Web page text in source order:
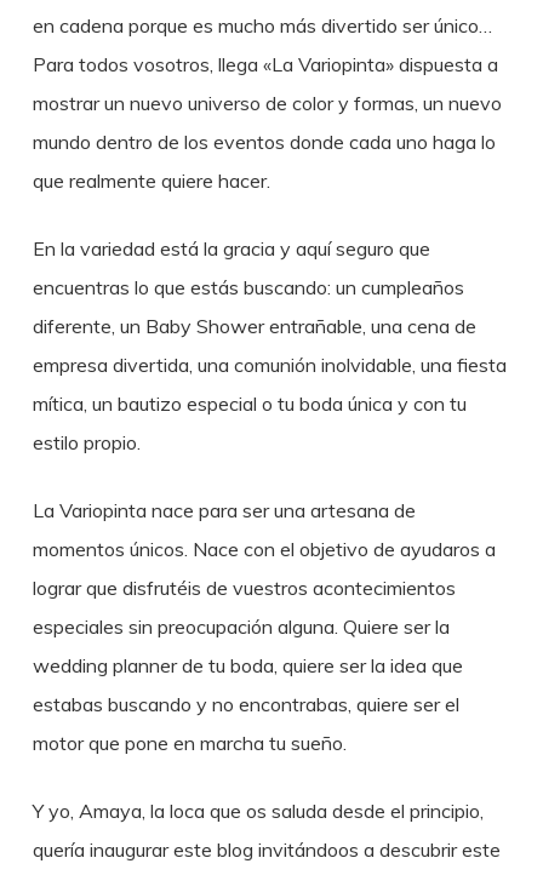
en cadena porque es mucho más divertido ser único…
Para todos vosotros, llega «La Variopinta» dispuesta a
mostrar un nuevo universo de color y formas, un nuevo
mundo dentro de los eventos donde cada uno haga lo
que realmente quiere hacer.
En la variedad está la gracia y aquí seguro que
encuentras lo que estás buscando: un cumpleaños
diferente, un Baby Shower entrañable, una cena de
empresa divertida, una comunión inolvidable, una fiesta
mítica, un bautizo especial o tu boda única y con tu
estilo propio.
La Variopinta nace para ser una artesana de
momentos únicos. Nace con el objetivo de ayudaros a
lograr que disfrutéis de vuestros acontecimientos
especiales sin preocupación alguna. Quiere ser la
wedding planner de tu boda, quiere ser la idea que
estabas buscando y no encontrabas, quiere ser el
motor que pone en marcha tu sueño.
Y yo, Amaya, la loca que os saluda desde el principio,
quería inaugurar este blog invitándoos a descubrir este